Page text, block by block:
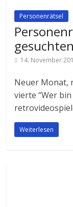
Personenrätsel
14. November
Neuer Monat,
vierte “Wer
Weiterlesen